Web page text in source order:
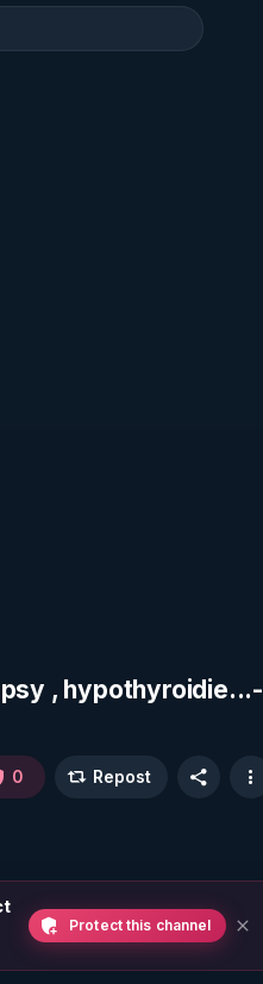
, hypothyroidie...-
0 Repost
Protect this channel